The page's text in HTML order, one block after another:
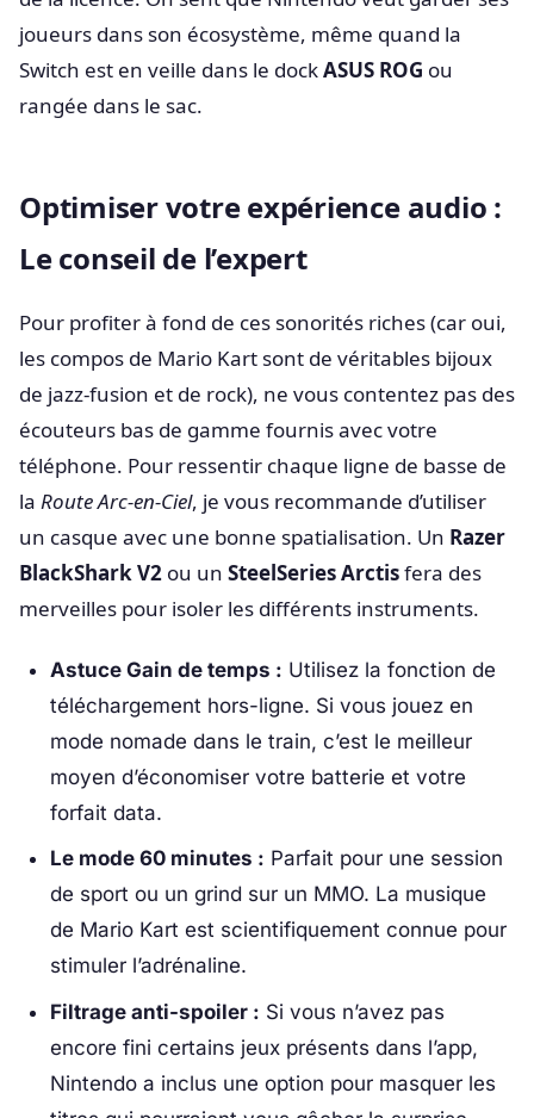
joueurs dans son écosystème, même quand la
Switch est en veille dans le dockASUS ROG ou
rangée dans le sac.
Optimiser votre expérience audio :
Le conseil de l’expert
Pour profiter à fond de ces sonorités riches (car oui,
les compos de Mario Kart sont de véritables bijoux
de jazz-fusion et de rock), ne vous contentez pas des
écouteurs bas de gamme fournis avec votre
téléphone. Pour ressentir chaque ligne de basse de
la Route Arc-en-Ciel, je vous recommande d’utiliser
un casque avec une bonne spatialisation. Un Razer
BlackShark V2 ou un SteelSeries Arctisfera des
merveilles pour isoler les différents instruments.
Astuce Gain de temps : Utilisez la fonction de
téléchargement hors-ligne. Si vous jouez en
mode nomade dans le train, c’est le meilleur
moyen d’économiser votre batterie et votre
forfait data.
Le mode 60 minutes : Parfait pour une session
de sport ou un grind sur un MMO. La musique
de Mario Kart est scientifiquement connue pour
stimuler l’adrénaline.
Filtrage anti-spoiler : Si vous n’avez pas
encore fini certains jeux présents dans l’app,
Nintendo a inclus une option pour masquer les